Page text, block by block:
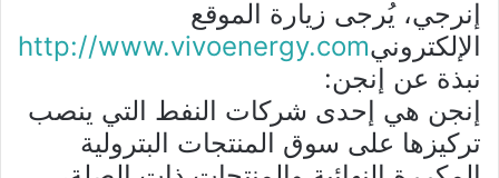
إنرجي، يُرجى زيارة الموقع
الإلكترونيhttp://www.vivoenergy.com
نبذة عن إنجن:
إنجن هي إحدى شركات النفط التي ينصب
تركيزها على سوق المنتجات البترولية